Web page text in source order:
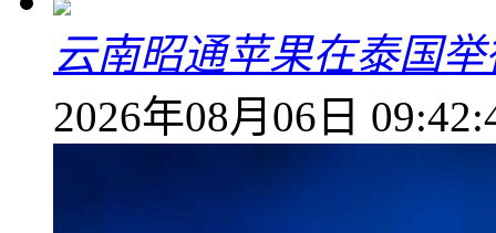
云南昭通苹果在泰国
2026年08月06日